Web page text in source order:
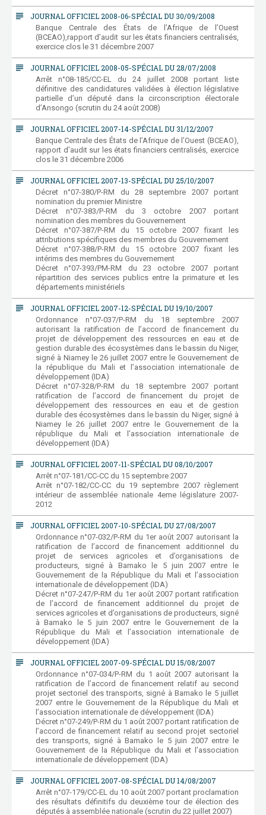
subject JOURNAL OFFICIEL 2008-06-SPÉCIAL DU 30/09/2008
Banque Centrale des États de l’Afrique de l’Ouest
(BCEAO),rapport d’audit sur les états financiers centralisés,
exercice clos le 31 décembre 2007
subject JOURNAL OFFICIEL 2008-05-SPÉCIAL DU 28/07/2008
Arrêt n°08-185/CC-EL du 24 juillet 2008 portant liste
définitive des candidatures validées à élection législative
partielle d’un député dans la circonscription électorale
d’Ansongo (scrutin du 24 août 2008)
subject JOURNAL OFFICIEL 2007-14-SPÉCIAL DU 31/12/2007
Banque Centrale des États de l’Afrique de l’Ouest (BCEAO),
rapport d’audit sur les états financiers centralisés, exercice
clos le 31 décembre 2006
subject JOURNAL OFFICIEL 2007-13-SPÉCIAL DU 25/10/2007
Décret n°07-380/P-RM du 28 septembre 2007 portant
nomination du premier Ministre
Décret n°07-383/P-RM du 3 octobre 2007 portant
nomination des membres du Gouvernement
Décret n°07-387/P-RM du 15 octobre 2007 fixant les
attributions spécifiques des membres du Gouvernement
Décret n°07-388/P-RM du 15 octobre 2007 fixant les
intérims des membres du Gouvernement
Décret n°07-393/PM-RM du 23 octobre 2007 portant
répartition des services publics entre la primature et les
départements ministériels
subject JOURNAL OFFICIEL 2007-12-SPÉCIAL DU 19/10/2007
Ordonnance n°07-037/P-RM du 18 septembre 2007
autorisant la ratification de l’accord de financement du
projet de développement des ressources en eau et de
gestion durable des écosystèmes dans le bassin du Niger,
signé à Niamey le 26 juillet 2007 entre le Gouvernement de
la république du Mali et l’association internationale de
développement (IDA)
Décret n°07-328/P-RM du 18 septembre 2007 portant
ratification de l’accord de financement du projet de
développement des ressources en eau et de gestion
durable des écosystèmes dans le bassin du Niger, signé à
Niamey le 26 juillet 2007 entre le Gouvernement de la
république du Mali et l’association internationale de
développement (IDA)
subject JOURNAL OFFICIEL 2007-11-SPÉCIAL DU 08/10/2007
Arrêt n°07-181/CC-CC du 15 septembre 2007
Arrêt n°07-182/CC-CC du 19 septembre 2007 règlement
intérieur de assemblée nationale 4eme législature 2007-
2012
subject JOURNAL OFFICIEL 2007-10-SPÉCIAL DU 27/08/2007
Ordonnance n°07-032/P-RM du 1er août 2007 autorisant la
ratification de l’accord de financement additionnel du
projet de services agricoles et d’organisations de
producteurs, signé à Bamako le 5 juin 2007 entre le
Gouvernement de la République du Mali et l’association
internationale de développement (IDA)
Décret n°07-247/P-RM du 1er août 2007 portant ratification
de l’accord de financement additionnel du projet de
services agricoles et d’organisations de producteurs, signé
à Bamako le 5 juin 2007 entre le Gouvernement de la
République du Mali et l’association internationale de
développement (IDA)
subject JOURNAL OFFICIEL 2007-09-SPÉCIAL DU 15/08/2007
Ordonnance n°07-034/P-RM du 1 août 2007 autorisant la
ratification de l’accord de financement relatif au second
projet sectoriel des transports, signé à Bamako le 5 juillet
2007 entre le Gouvernement de la République du Mali et
l’association internationale de développement (IDA)
Décret n°07-249/P-RM du 1 août 2007 portant ratification de
l’accord de financement relatif au second projet sectoriel
des transports, signé à Bamako le 5 juin 2007 entre le
Gouvernement de la République du Mali et l’association
internationale de développement (IDA)
subject JOURNAL OFFICIEL 2007-08-SPÉCIAL DU 14/08/2007
Arrêt n°07-179/CC-EL du 10 août 2007 portant proclamation
des résultats définitifs du deuxième tour de élection des
députés à assemblée nationale (scrutin du 22 juillet 2007)